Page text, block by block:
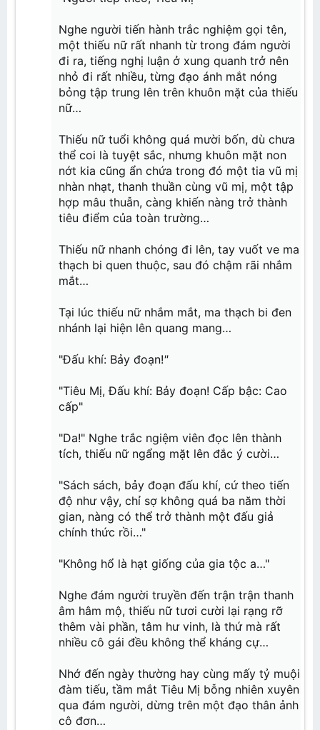
Nghe người tiến hành trắc nghiệm gọi tên,
một thiếu nữ rất nhanh từ trong đám người
đi ra, tiếng nghị luận ở xung quanh trở nên
nhỏ đi rất nhiều, từng đạo ánh mắt nóng
bỏng tập trung lên trên khuôn mặt của thiếu
nữ…
Thiếu nữ tuổi không quá mười bốn, dù chưa
thể coi là tuyệt sắc, nhưng khuôn mặt non
nớt kia cũng ẩn chứa trong đó một tia vũ mị
nhàn nhạt, thanh thuần cùng vũ mị, một tập
hợp mâu thuẫn, càng khiến nàng trở thành
tiêu điểm của toàn trường…
Thiếu nữ nhanh chóng đi lên, tay vuốt ve ma
thạch bi quen thuộc, sau đó chậm rãi nhắm
mắt…
Tại lúc thiếu nữ nhắm mắt, ma thạch bi đen
nhánh lại hiện lên quang mang…
"Đấu khí: Bảy đoạn!"
"Tiêu Mị, Đấu khí: Bảy đoạn! Cấp bậc: Cao
cấp"
"Da!" Nghe trắc ngiệm viên đọc lên thành
tích, thiếu nữ ngẩng mặt lên đắc ý cười…
"Sách sách, bảy đoạn đấu khí, cứ theo tiến
độ như vậy, chỉ sợ không quá ba năm thời
gian, nàng có thể trở thành một đấu giả
chính thức rồi…"
"Không hổ là hạt giống của gia tộc a…"
Nghe đám người truyền đến trận trận thanh
âm hâm mộ, thiếu nữ tươi cười lại rạng rỡ
thêm vài phần, tâm hư vinh, là thứ mà rất
nhiều cô gái đều không thể kháng cự…
Nhớ đến ngày thường hay cùng mấy tỷ muội
đàm tiếu, tầm mắt Tiêu Mị bỗng nhiên xuyên
qua đám người, dừng trên một đạo thân ảnh
cô đơn…